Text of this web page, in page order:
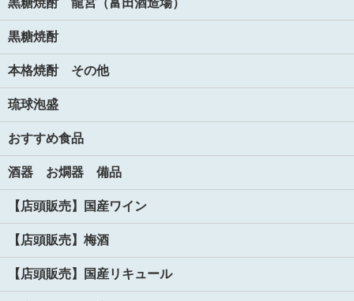
黒糖焼酎
本格焼酎 その他
琉球泡盛
おすすめ食品
酒器 お燗器 備品
【店頭販売】国産ワイン
【店頭販売】梅酒
【店頭販売】国産リキュール